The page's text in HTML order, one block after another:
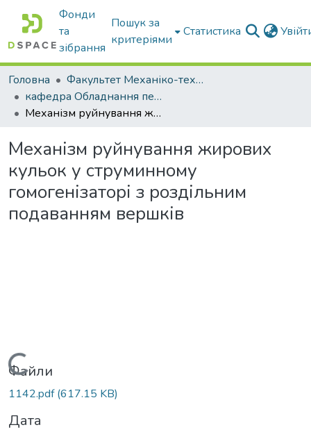
Фонди
та
зібрання
Пошук за
критеріями
Статистика
Головна
Факультет Механіко-технологічний
кафедра Обладнання переробних і харчових виробництв ім. професора Ф.Ю. Ялпачика
Механізм руйнування жирових кульок у струминному гомогенізаторі з роздільним подаванням вершків
Механізм руйнування жирових
кульок у струминному
гомогенізаторі з роздільним
подаванням вершків
Вантажиться...
Файли
1142.pdf(617.15 KB)
Дата